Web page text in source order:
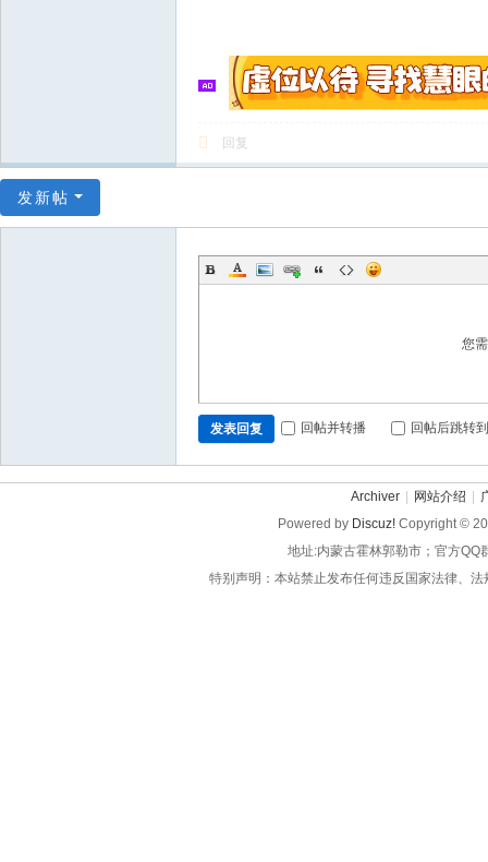
回复
发新帖
您
发表回复 回帖并转播 回帖后跳转
Archiver 网站介绍
Powered by Discuz! Copyright ©
地址:内蒙古霍林郭勒市；官方QQ
特别声明：本站禁止发布任何违反国家法律、